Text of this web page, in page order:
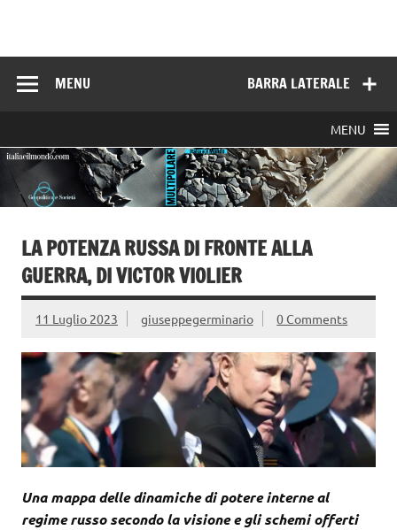
BARRA LATERALE
MENU
MENU
LA POTENZA RUSSA DI FRONTE ALLA
GUERRA, DI VICTOR VIOLIER
11 Luglio 2023 giuseppegerminario 0 Comments
Una mappa delle dinamiche di potere interne al
regime russo secondo la visione e gli schemi offerti